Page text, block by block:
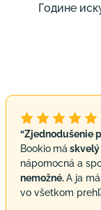
Године
“Zjednodušenie
Bookio má
nápomocná a
nemožné.A ja
vo všetkom